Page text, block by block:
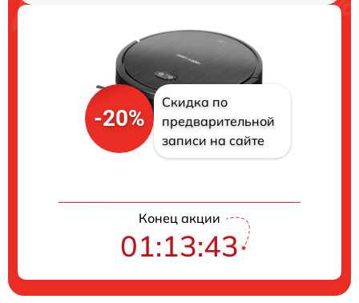
-20%
Скидка по
предварительной
записи на сайте
Конец акции
01:13:42